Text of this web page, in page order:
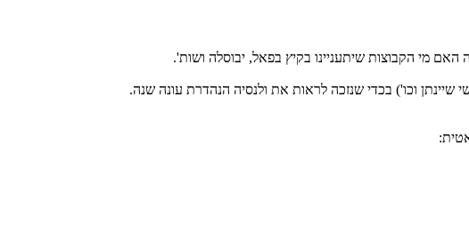
מי הקבוצות שיתעניינו בקיץ בפאל, יבוסלה ושות'.